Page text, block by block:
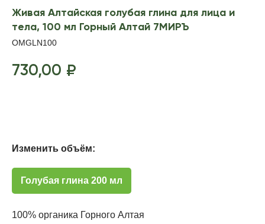
Живая Алтайская голубая глина для лица и
тела, 100 мл Горный Алтай 7МИРЪ
OMGLN100
730,00 ₽
Изменить объём:
Голубая глина 200 мл
100% органика Горного Алтая